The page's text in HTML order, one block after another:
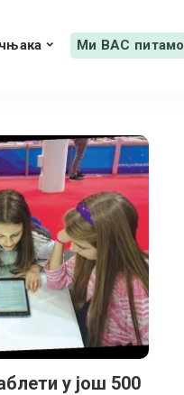
Ми ВАС питамо
у још 500